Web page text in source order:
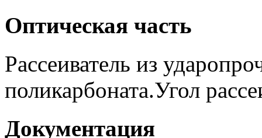
Оптическая часть
Рассеиватель из
поликарбоната.Угол
Документация